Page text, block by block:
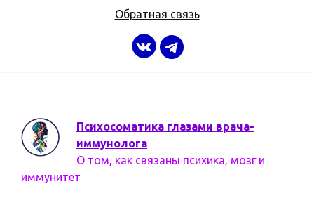
Обратная связь
Психосоматика глазами врача-
иммунолога
О том, как связаны психика, мозг и
иммунитет